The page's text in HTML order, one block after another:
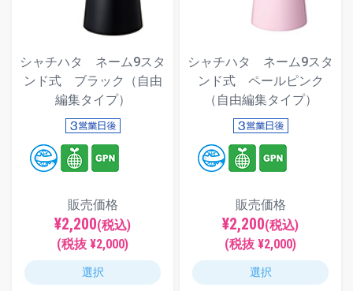
シャチハタ ネーム9スタ
ンド式 ブラック（自由
編集タイプ）
販売価格
¥2,200(税込)
(税抜 ¥2,000)
選択
シャチハタ ネーム9スタ
ンド式 ペールピンク
（自由編集タイプ）
販売価格
¥2,200(税込)
(税抜 ¥2,000)
選択